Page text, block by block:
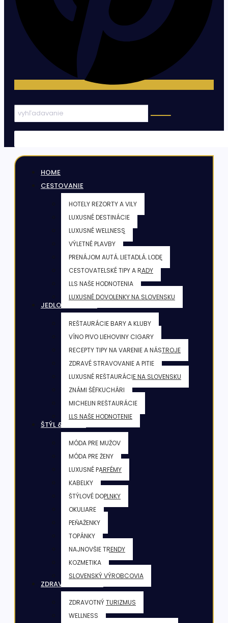
HOME
CESTOVANIE
HOTELY REZORTY A VILY
LUXUSNÉ DESTINÁCIE
LUXUSNÉ WELLNESS
VÝLETNÉ PLAVBY
PRENÁJOM AUTÁ, LIETADLÁ, LODE
CESTOVATELSKÉ TIPY A RADY
LLS NAŠE HODNOTENIA
LUXUSNÉ DOVOLENKY NA SLOVENSKU
JEDLO & NÁPOJE
REŠTAURÁCIE BARY A KLUBY
VÍNO PIVO LIEHOVINY CIGARY
RECEPTY TIPY NA VARENIE A NÁSTROJE
ZDRAVÉ STRAVOVANIE A PITIE
LUXUSNÉ REŠTAURÁCIE NA SLOVENSKU
ZNÁMI ŠÉFKUCHÁRI
MICHELIN REŠTAURÁCIE
LLS NAŠE HODNOTENIE
ŠTÝL & KRÁSA
MÓDA PRE MUŽOV
MÓDA PRE ŽENY
LUXUSNÉ PARFÉMY
KABELKY
ŠTÝLOVÉ DOPLNKY
OKULIARE
PEŇAŽENKY
TOPÁNKY
NAJNOVŠIE TRENDY
KOZMETIKA
SLOVENSKÝ VÝROBCOVIA
ZDRAVIE & FITNESS
ZDRAVOTNÝ TURIZMUS
WELLNESS